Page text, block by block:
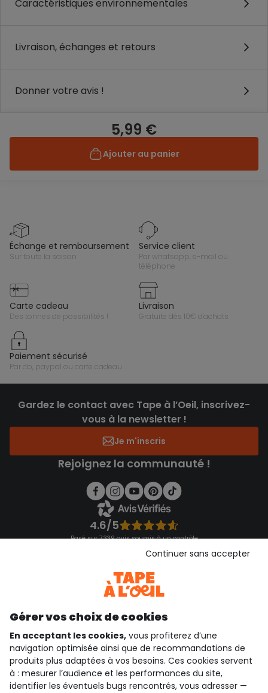
Caractéristiques environnementales
Livraison, échanges et retours
Donner votre avis !
5,99 €
Ajouter au panier
échange et remboursement
sur toute la saison
service client
par whatsapp, e-mail ou
téléphone
carte cadeau
des tonnes de possibilités !
livraison
gratuite dès 10€ d'achats
paiement sécurisé
par cb, paypal ou carte cadeau
Gardez le contact avec Tape à l’Oeil, inscrivez-
vous à la newsletter !
Je m'inscris
Rejoignez la communauté !
4.6/5
Basé sur 7 339 avis soumis à un contrôle
Consulter les CGU
qui sommes-nous ?
besoin d'aide ?
Gérer vos choix de cookies
En acceptant les cookies, vous profiterez d’une
navigation optimisée ainsi que de recommandations de
produits plus adaptées à vos besoins. Ces cookies servent
à : mesurer l’audience et les performances du site,
identifier les éventuels bugs rencontrés, vous adresser —
Continuer sans accepter